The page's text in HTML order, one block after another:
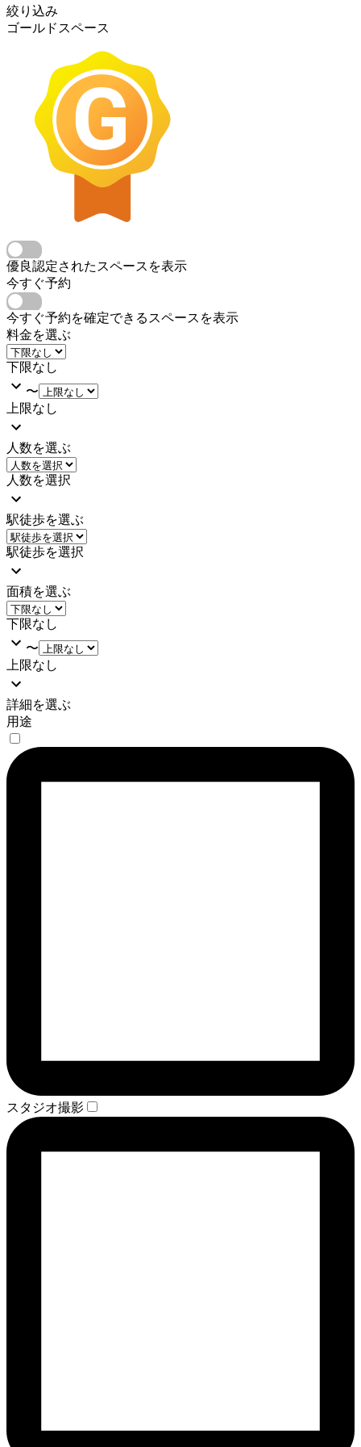
絞り込み
ゴールドスペース
優良認定されたスペースを表示
今すぐ予約
今すぐ予約を確定できるスペースを表示
料金を選ぶ
下限なし
〜
上限なし
人数を選ぶ
人数を選択
駅徒歩を選ぶ
駅徒歩を選択
面積を選ぶ
下限なし
〜
上限なし
詳細を選ぶ
用途
スタジオ撮影